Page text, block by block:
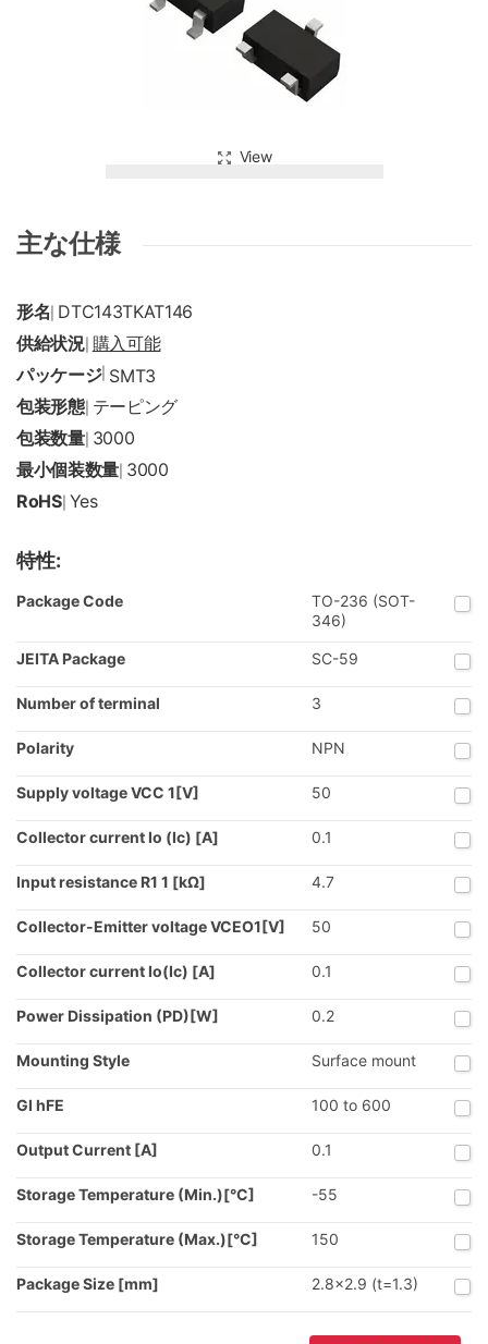
View
主な仕様
形名 DTC143TKAT146
供給状況| 購入可能
パッケージ| SMT3
包装形態| テーピング
包装数量| 3000
最小個装数量 3000
RoHS| Yes
特性:
Package Code
TO-236 (SOT-
346)
JEITA Package SC-59
Number of terminal 3
Polarity NPN
Supply voltage VCC 1[V] 50
Collector current Io (Ic) [A] 0.1
Input resistance R1 1 [kΩ] 4.7
Collector-Emitter voltage VCEO1[V] 50
Collector current Io(Ic) [A] 0.1
Power Dissipation (PD)[W] 0.2
Mounting Style Surface mount
GI hFE 100 to 600
Output Current [A] 0.1
Storage Temperature (Min.)[°C] -55
Storage Temperature (Max.)[°C] 150
Package Size [mm] 2.8x2.9 (t=1.3)